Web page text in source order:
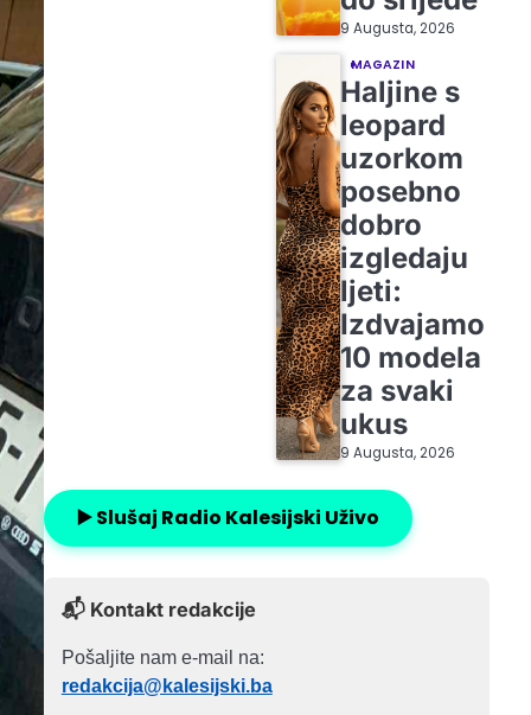
9 Augusta, 2026
MAGAZIN
Haljine s
leopard
uzorkom
posebno
dobro
izgledaju
ljeti:
Izdvajamo
10 modela
za svaki
ukus
9 Augusta, 2026
▶️ Slušaj Radio Kalesijski Uživo
📬 Kontakt redakcije
Pošaljite nam e-mail na:
redakcija@kalesijski.ba